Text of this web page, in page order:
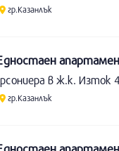
гр.Казанлък
гр.Казанлък